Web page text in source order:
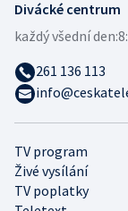
TV program
Živé vysílání
TV poplatky
Divácké centrum
každý všední den:
261 136 113